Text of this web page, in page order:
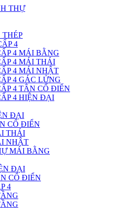
THỰ
4
4 MÁI BẰNG
4 MÁI THÁI
4 MÁI NHẬT
4 GÁC LỬNG
4 TÂN CỔ ĐIỂN
4 HIỆN ĐẠI
ĐẠI
CỔ ĐIỂN
THÁI
NHẬT
MÁI BẰNG
ĐẠI
CỔ ĐIỂN
4